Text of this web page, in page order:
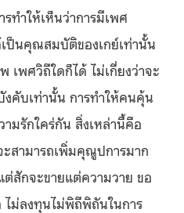
ทำให้เห็นว่าการมีเพศ
ป็นคุณสมบัติของเกย์เท่านั้น
เพศวิถีใดก็ได้ ไม่เกี่ยงว่าจะ
คับเท่านั้น การทำให้คนคุ้น
มรักใคร่กัน สิ่งเหล่านี้คือ
สามารถเพิ่มคุณูปการมาก
สักจะขายแต่ความวาย ขอ
ม่ลงทุนไม่พิถีพิถันในการ